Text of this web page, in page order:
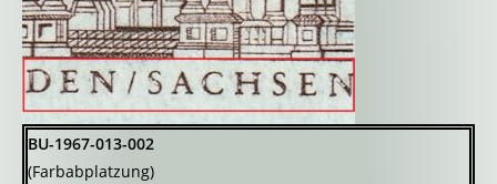
BU-1967-013-002
(Farbabplatzung)